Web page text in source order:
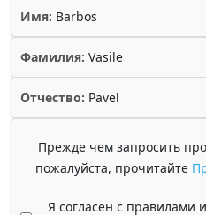
Имя: Barbos
Фамилия: Vasile
Отчество: Pavel
Прежде чем запросить
пожалуйста, прочитайте
Я согласен с правилами и